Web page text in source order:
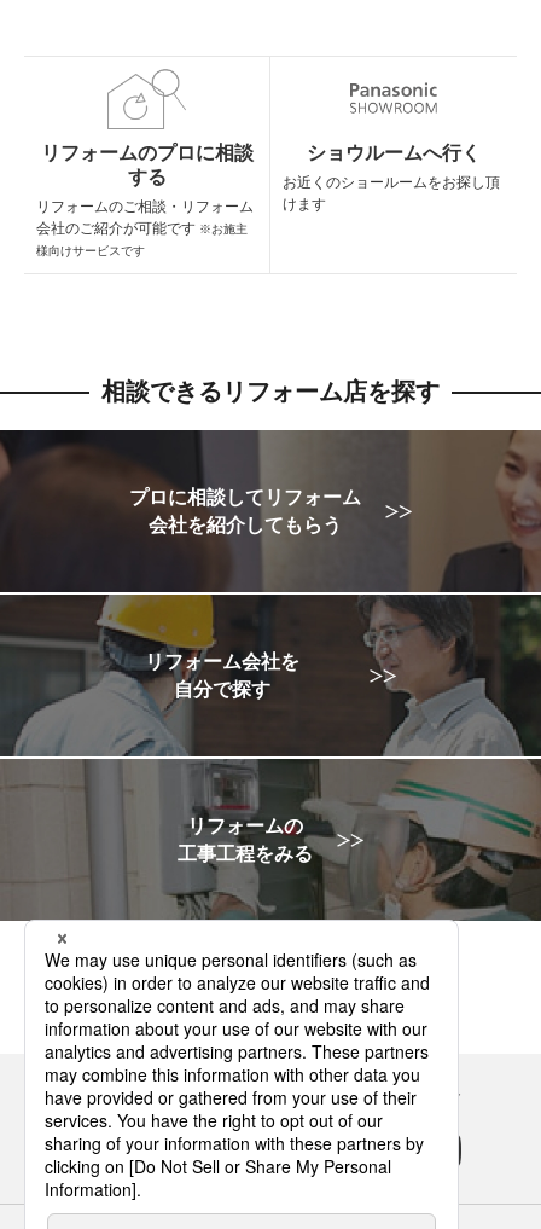
リフォームのプロに相談
する
リフォームのご相談・ リフォーム
会社のご紹介が可能です ※お施主
様向けサービスです
ショウルームへ行く
お近くのショールームをお探し頂
けます
相談できるリフォーム店を探す
プロに相談してリフォーム
会社を紹介してもらう
リフォーム会社を
自分で探す
リフォームの
工事工程をみる
Panasonicの住まい・くらし SNSアカウント